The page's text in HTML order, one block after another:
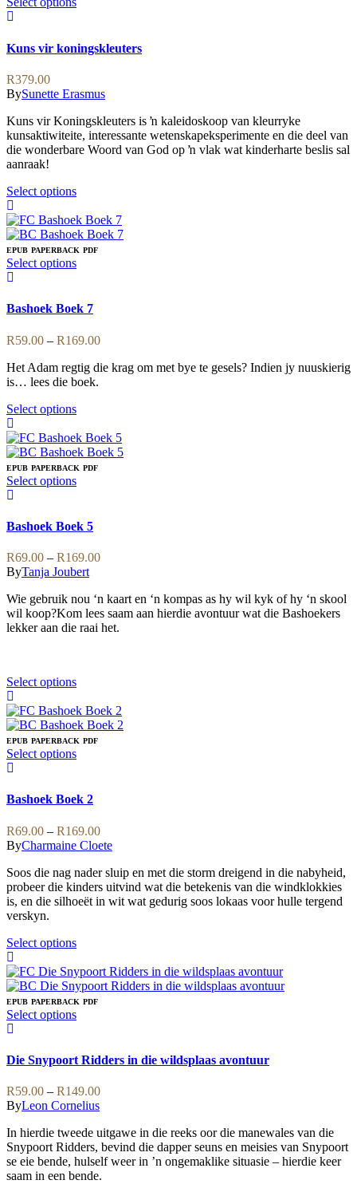
multiple
variants.
may
be
chosen
on
page
Kuns vir koningskleuters
R379.00
BySunette Erasmus
Kuns vir Koningskleuters is ŉ kaleidoskoop van kleurryke
kunsaktiwiteite, interessante wetenskapeksperimente en die deel van
die wonderbare Woord van God op ŉ vlak wat kinderharte beslis sal
aanraak!
Select optionsThis
has
multiple
variants.
The
be
on
the
product
page
EPUB PAPERBACK PDF
Select optionsThis
multiple
The
options
may
be
on
product
page
Bashoek Boek 7
R59.00 – R169.00Price
R59.00
Het Adam regtig die krag om met bye te gesels? Indien jy nuuskierig
is… lees die boek.
Select optionsThis
has
multiple
variants.
The
be
on
the
product
page
EPUB PAPERBACK PDF
Select optionsThis
multiple
The
options
may
be
chosen
on
Bashoek Boek 5
R69.00 – R169.00Price
through
R169.00
ByTanja Joubert
Wie gebruik nou ‘n kaart en ‘n kompas as hy wil kyk of hy ‘n skool
wil koop?Kom lees saam aan hierdie avontuur wat die Bashoekers
lekker aan die raai het.
Select optionsThis
has
multiple
variants.
The
be
on
the
product
page
EPUB PAPERBACK PDF
Select optionsThis
multiple
The
options
may
be
chosen
on
page
Bashoek Boek 2
R69.00 – R169.00Price
range:
through
R169.00
ByCharmaine Cloete
Soos die nag nader sluip en met die storm dreigend in die nabyheid,
probeer die kinders uitvind wat die betekenis van die windklokkies
is, en die silhoeët in wit wat gedurig soos lokaas voor hulle tergend
verskyn.
Select optionsThis
has
multiple
variants.
The
be
on
the
product
page
EPUB PAPERBACK PDF
Select optionsThis
multiple
The
options
may
be
chosen
on
the
Die Snypoort Ridders in die wildsplaas avontuur
R59.00 – R149.00Price
through
R149.00
ByLeon Cornelius
In hierdie tweede uitgawe in die reeks oor die manewales van die
Snypoort Ridders, bevind die dapper seuns en meisies van Snypoort
se eie bende, hulself weer in ’n ongemaklike situasie – hierdie keer
saam in een bende.